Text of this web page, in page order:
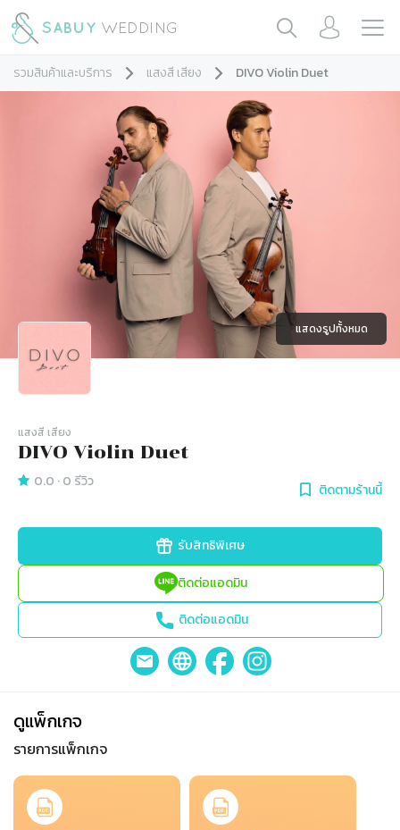
รวมสินค้าและบริการ แสงสี เสียง DIVO Violin Duet
แสดงรูปทั้งหมด
แสงสี เสียง
DIVO Violin Duet
0.0 ·0 รีวิว ติดตามร้านนี้
รับสิทธิพิเศษ
ติดต่อแอดมิน
ติดต่อแอดมิน
ดูแพ็กเกจ
รายการแพ็กเกจ
Slide 1 of 2